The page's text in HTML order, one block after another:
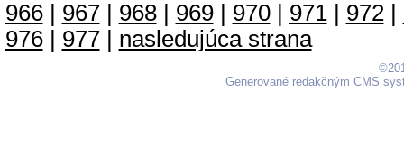
966| 967| 968| 969| 970| 971| 972|
976| 977| nasledujúca strana
Generované redakčným CMS